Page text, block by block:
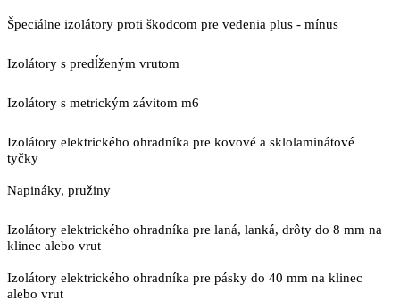
Špeciálne izolátory proti škodcom pre vedenia plus - mínus
Izolátory s predĺženým vrutom
Izolátory s metrickým závitom m6
Izolátory elektrického ohradníka pre kovové a sklolaminátové
tyčky
Napináky, pružiny
Izolátory elektrického ohradníka pre laná, lanká, drôty do 8 mm na
klinec alebo vrut
Izolátory elektrického ohradníka pre pásky do 40 mm na klinec
alebo vrut